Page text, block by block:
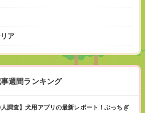
ア
週間ランキング
人調査】犬用アプリの最新レポート！ぶっちぎ